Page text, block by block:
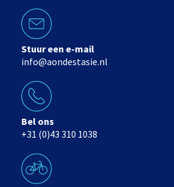
Stuur een e-mail
info@aondestasie.nl
Bel ons
+31 (0)43 310 1038